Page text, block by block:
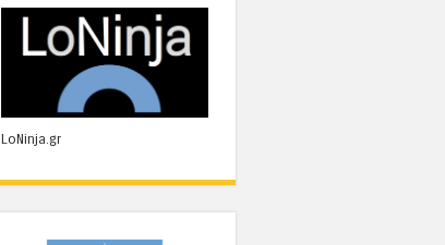
LoNinja.gr